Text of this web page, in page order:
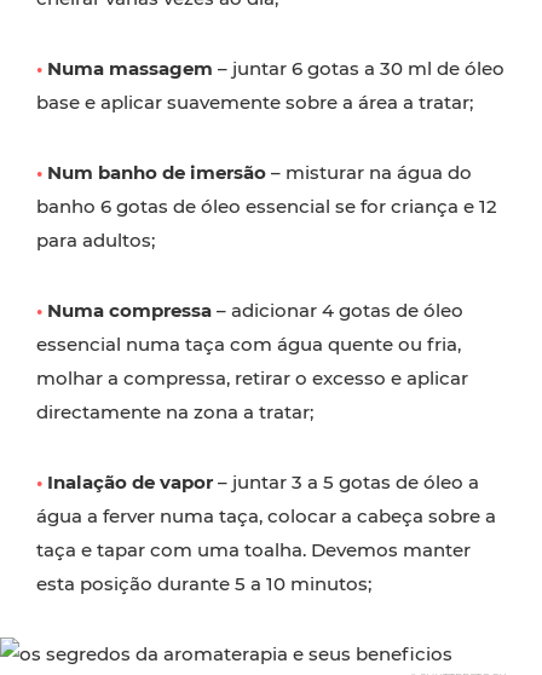
• Numa massagem – juntar 6 gotas a 30 ml de óleo
base e aplicar suavemente sobre a área a tratar;
• Num banho de imersão – misturar na água do
banho 6 gotas de óleo essencial se for criança e 12
para adultos;
• Numa compressa – adicionar 4 gotas de óleo
essencial numa taça com água quente ou fria,
molhar a compressa, retirar o excesso e aplicar
directamente na zona a tratar;
• Inalação de vapor – juntar 3 a 5 gotas de óleo a
água a ferver numa taça, colocar a cabeça sobre a
taça e tapar com uma toalha. Devemos manter
esta posição durante 5 a 10 minutos;